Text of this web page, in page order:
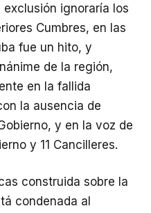
ignoraría los
Cumbres, en las
fue un hito, y
de la región,
en la fallida
la ausencia de
y en la voz de
y 11 Cancilleres.
construida sobre la
condenada al